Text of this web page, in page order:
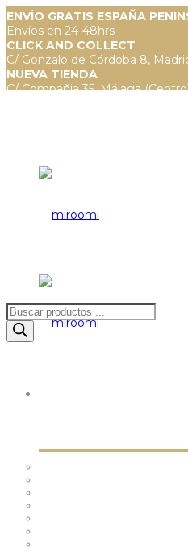
ENVÍO GRATIS ESPAÑA
Envíos en 24-48hrs
CLICK AND COLLECT
C/ Gonzalo de Córdoba 8,
NUEVA TIENDA
C/ Compañia 35, Málaga
Búsqueda
de
productos